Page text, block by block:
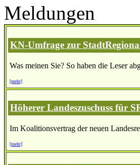
Meldungen
KN-Umfrage zur
Was meinen Sie? So haben die Leser
[mehr]
Höherer Landeszuschuss für
Im Koalitionsvertrag der neuen
[mehr]